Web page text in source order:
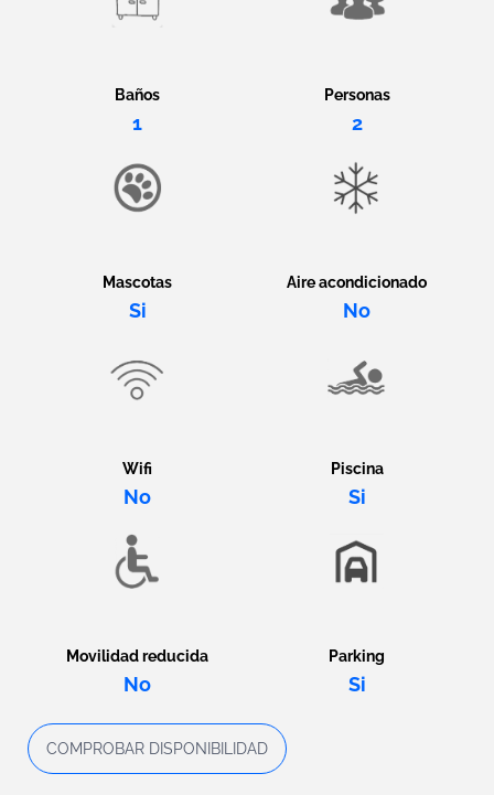
Baños
1
Personas
2
Mascotas
Si
Aire acondicionado
No
Wifi
No
Piscina
Si
Movilidad reducida
No
Parking
Si
COMPROBAR DISPONIBILIDAD